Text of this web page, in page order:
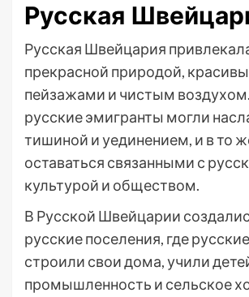
Русская
Русская Швейцария
прекрасной природой,
пейзажами и чистым
русские эмигранты могли
тишиной и уединением, и в то
оставаться связанными с
культурой и обществом.
В Русской Швейцарии
русские поселения, где
строили свои дома, учили
промышленность и сельское